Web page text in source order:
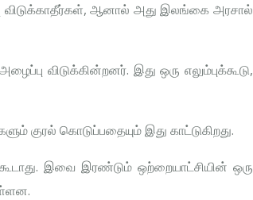
விடுக்காதீர்கள், ஆனால் அது இலங்கை அரசால்
விடுக்கின்றனர். இது ஒரு எலும்புக்கூடு,
குரல் கொடுப்பதையும் இது காட்டுகிறது.
இவை இரண்டும் ஒற்றையாட்சியின் ஒரு